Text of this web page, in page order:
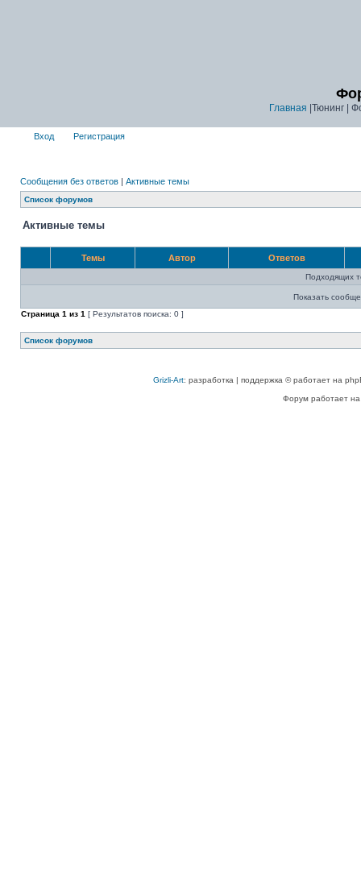
Главная |Тюнинг |
Вход Регистрация
Сообщения без ответов | Активные темы
Список форумов
Активные темы
Темы Автор Ответов
Подходящих
Показать
Страница 1 из 1 [ Результатов поиска: 0 ]
Список форумов
Grizli-Art: разработка | поддержка © работает на
Форум работает